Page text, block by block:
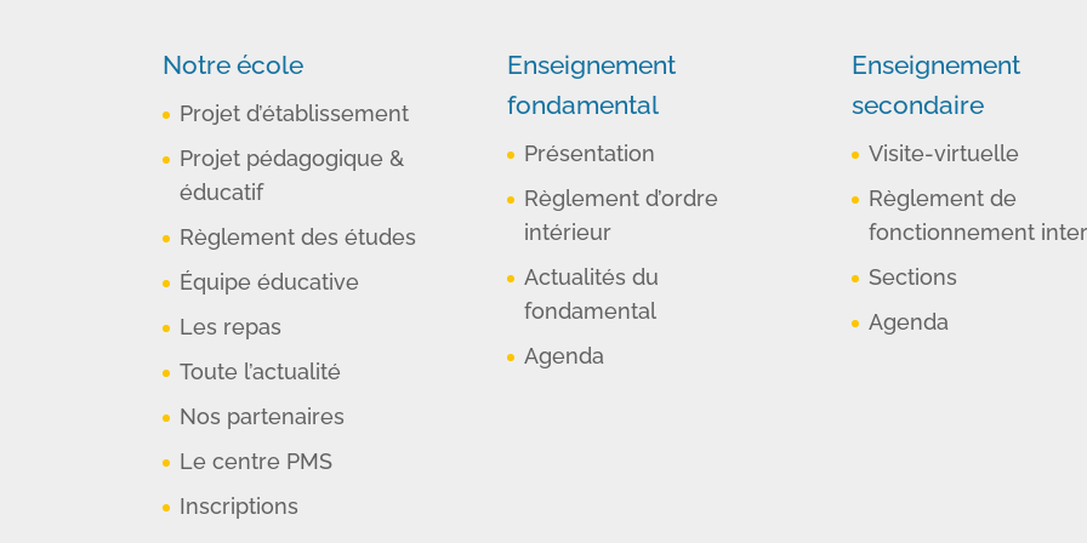
Notre école
Projet d’établissement
Projet pédagogique &
éducatif
Règlement des études
Équipe éducative
Les repas
Toute l’actualité
Nos partenaires
Le centre PMS
Inscriptions
Enseignement
fondamental
Présentation
Règlement d’ordre
intérieur
Actualités du
fondamental
Agenda
Enseignement
secondaire
Visite-virtuelle
Règlement de
fonctionnement
Sections
Agenda